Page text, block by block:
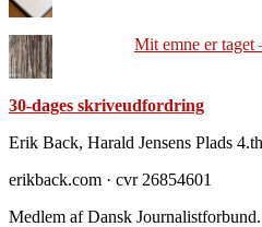
Mit emne er taget
30-dages skriveudfordring
Footer
Erik Back, Harald Jensens Plads
erikback.com · cvr 26854601
Medlem af Dansk Journalistforbund.